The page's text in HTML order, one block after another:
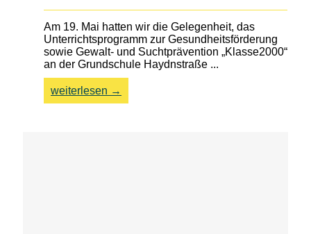
Am 19. Mai hatten wir die Gelegenheit, das
Unterrichtsprogramm zur Gesundheitsförderung
sowie Gewalt- und Suchtprävention „Klasse2000“
an der Grundschule Haydnstraße ...
weiterlesen →